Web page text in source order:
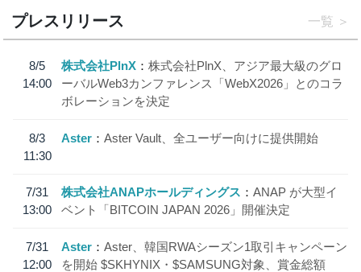
プレスリリース 一覧
8/5
14:00
株式会社PlnX
株式会社PlnX、アジア最大級のグロ
ーバルWeb3カンファレンス「WebX2026」とのコラ
ボレーションを決定
8/3
11:30
Aster Aster Vault、全ユーザー向けに提供開始
7/31
13:00
株式会社ANAPホールディングス
ANAP が大型イ
ベント「BITCOIN JAPAN 2026」開催決定
7/31
12:00
Aster
Aster、韓国RWAシーズン1取引キャンペーン
を開始 $SKHYNIX・$SAMSUNG対象、賞金総額